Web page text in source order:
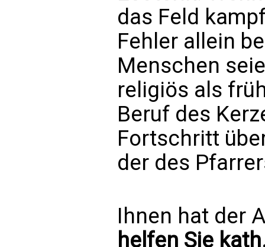
das Feld
Fehler allein
Menschen
religiös als
Beruf des
Fortschritt
der des
Ihnen hat der
helfen Sie